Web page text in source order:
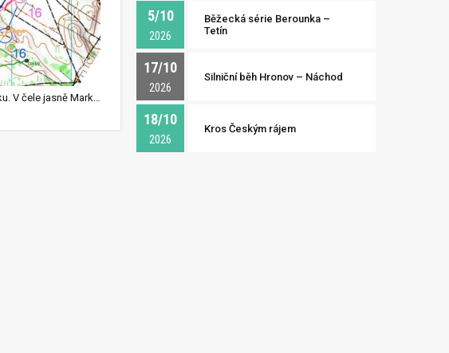
Závěr prvního úseku. V čele jasně Markéta Tesařová (Žabovřesky A). Vidíme chybující Pardubice a OK99.
5/10
2026
Běžecká série Berounka –
Tetín
17/10
2026
Silniční běh Hronov – Náchod
18/10
2026
Kros Českým rájem